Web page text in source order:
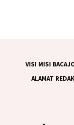
VISI MISI
ALAMAT